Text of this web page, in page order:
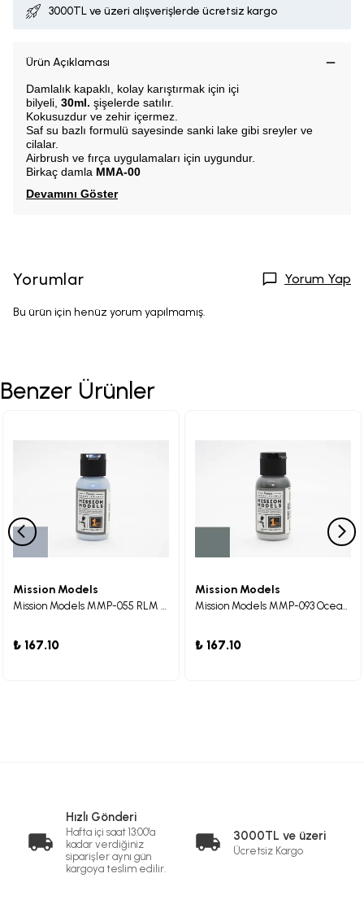
3000TL ve üzeri alışverişlerde ücretsiz kargo
Ürün Açıklaması
Damlalık kapaklı, kolay karıştırmak için içi
bilyeli, 30ml. şişelerde satılır.
Kokusuzdur ve zehir içermez.
Saf su bazlı formulü sayesinde sanki lake gibi sreyler ve
cilalar.
Airbrush ve fırça uygulamaları için uygundur.
Birkaç damla MMA-00
Devamını Göster
Yorumlar Yorum Yap
Bu ürün için henüz yorum yapılmamış.
Benzer Ürünler
Mission Models
Mission Models MMP-055 RLM 78 Hellblau Maket Boyası 30ml
₺ 167.10
Mission Models
Mission Models MMP-093 Ocean Grey RAF WWII Maket Boyası 30ml
₺ 167.10
Hızlı Gönderi
Hafta içi saat 13:00'a
kadar verdiğiniz
siparişler aynı gün
kargoya teslim edilir.
3000TL ve üzeri
Ücretsiz Kargo